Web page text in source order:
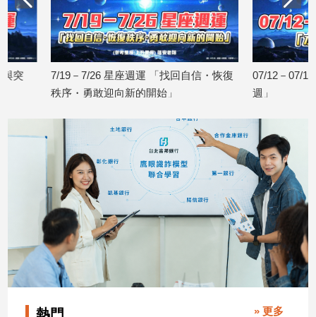
7/19－7/26 星座週運 「找回自信・恢復
秩序・勇敢迎向新的開始」
07/12－07/18 星座週
» 更多